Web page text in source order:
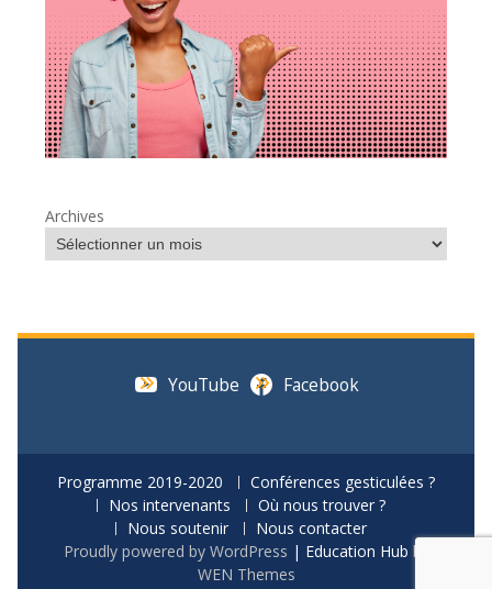
Archives
YouTube Facebook
Programme 2019-2020
Conférences gesticulées ?
Nos intervenants
Où nous trouver ?
Nous soutenir
Nous contacter
Proudly powered by WordPress | Education Hub by
WEN Themes